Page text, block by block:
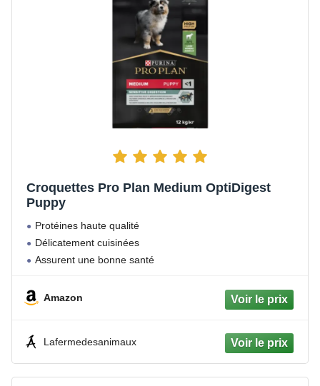
Croquettes Pro Plan Medium OptiDigest
Puppy
Protéines haute qualité
Délicatement cuisinées
Assurent une bonne santé
Amazon
Lafermedesanimaux